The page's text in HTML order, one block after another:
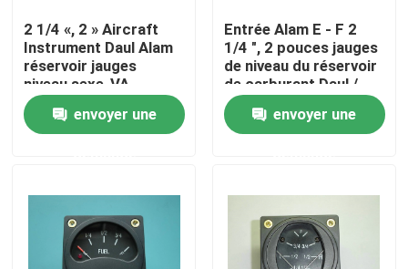
Instruments de compas gyroscopique d'avions
Les d'avion instrument le panneau
Indicateur d'altitude d'avions
Mesure de la température de culasse
2 1/4 «, 2 » Aircraft
Instrument Daul Alam
réservoir jauges
niveau sexe-VA
envoyer une
Entrée Alam E - F 2
1/4 ", 2 pouces jauges
de niveau du réservoir
de carburant Daul /
avion jauge sexe-VA.
envoyer une